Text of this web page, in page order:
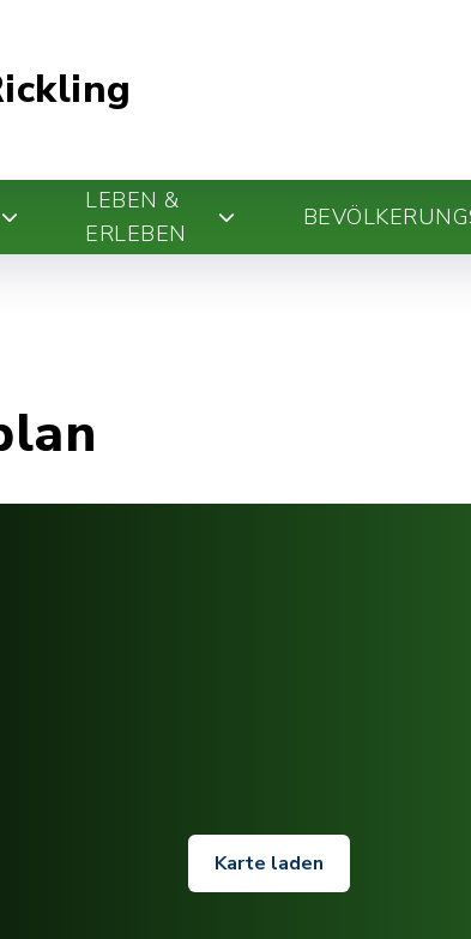
LEBEN &
ERLEBEN
Karte laden